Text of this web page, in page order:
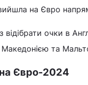
на Євро
очки в
Македонією та
на Євро-2024